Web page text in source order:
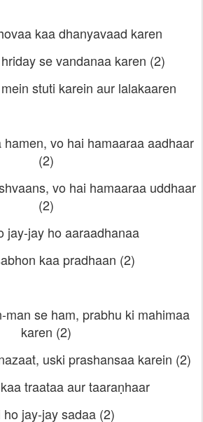
kaa dhanyavaad karen
se vandanaa karen (2)
stuti karein aur lalakaaren
vo hai hamaaraa aadhaar
(2)
vo hai hamaaraa uddhaar
(2)
jay-jay ho aaraadhanaa
kaa pradhaan (2)
man se ham, prabhu ki mahimaa
karen (2)
uski prashansaa karein (2)
traataa aur taaraṇhaar
ho jay-jay sadaa (2)